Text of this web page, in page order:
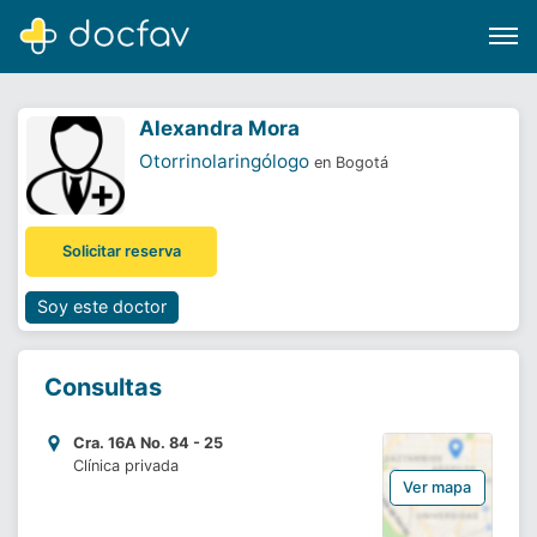
Software para clínicas
¿Eres un doctor?
Alexandra Mora
Otorrinolaringólogo en Bogotá
Solicitar reserva
Soy este doctor
Consultas
Cra. 16A No. 84 - 25
Clínica privada
Ver mapa